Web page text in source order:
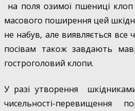
на поля озимої пшениці
масового поширення цей
не набув, але виявляється все
посівам також завдають
гостроголовий клопи.
У разі утворення
чисельності-перевищення